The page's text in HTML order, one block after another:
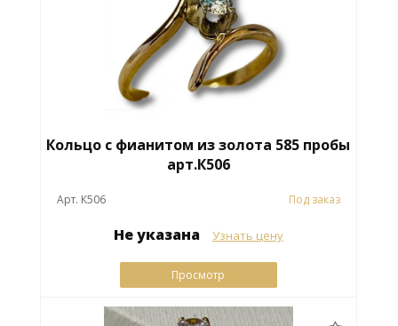
Кольцо с фианитом из золота 585 пробы
арт.К506
Арт. К506 Под заказ
Не указана Узнать цену
Просмотр